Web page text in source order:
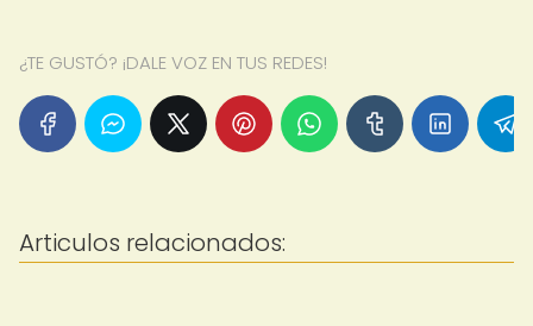
¿TE GUSTÓ? ¡DALE VOZ EN TUS REDES!
Articulos relacionados: